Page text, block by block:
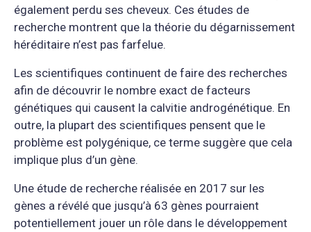
également perdu ses cheveux. Ces études de
recherche montrent que la théorie du dégarnissement
héréditaire n’est pas farfelue.
Les scientifiques continuent de faire des recherches
afin de découvrir le nombre exact de facteurs
génétiques qui causent la calvitie androgénétique. En
outre, la plupart des scientifiques pensent que le
problème est polygénique, ce terme suggère que cela
implique plus d’un gène.
Une étude de recherche réalisée en 2017 sur les
gènes a révélé que jusqu’à 63 gènes pourraient
potentiellement jouer un rôle dans le développement